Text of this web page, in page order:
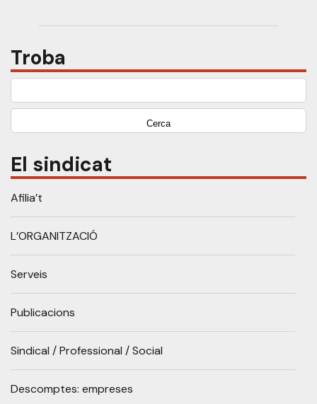
Troba
Cerca:
El sindicat
Afilia’t
L’ORGANITZACIÓ
Serveis
Publicacions
Sindical / Professional / Social
Descomptes: empreses